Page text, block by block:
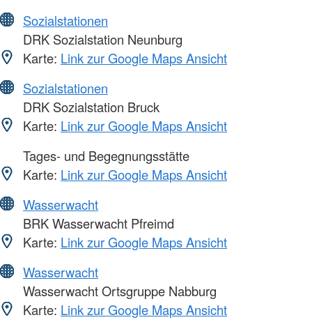
Sozialstationen
DRK Sozialstation Neunburg
Karte: Link zur Google Maps Ansicht
Sozialstationen
DRK Sozialstation Bruck
Karte: Link zur Google Maps Ansicht
Tages- und Begegnungsstätte
Karte: Link zur Google Maps Ansicht
Wasserwacht
BRK Wasserwacht Pfreimd
Karte: Link zur Google Maps Ansicht
Wasserwacht
Wasserwacht Ortsgruppe Nabburg
Karte: Link zur Google Maps Ansicht